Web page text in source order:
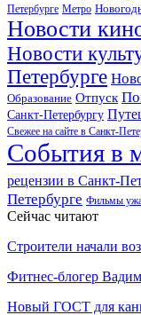
Петербурге Метро
Новости
Новости
Петербурге
Образование Отпуск
Санкт-Петербургу
Свежее на сайте в Санкт-
События в
рецензии в Санкт-
Петербурге Фильмы
Сейчас читают
Строители начали
Фитнес-блогер
Новый ГОСТ для